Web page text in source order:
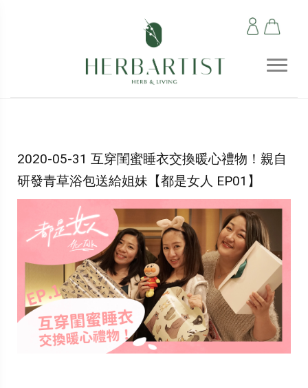
2020-05-31 互穿閨蜜睡衣交換暖心禮物！親自
研發青草浴包送給姐妹【都是女人 EP01】